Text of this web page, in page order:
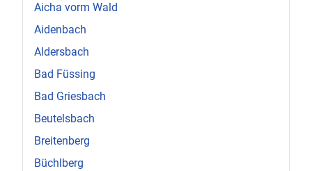
Aicha vorm Wald
Aidenbach
Aldersbach
Bad Füssing
Bad Griesbach
Beutelsbach
Breitenberg
Büchlberg